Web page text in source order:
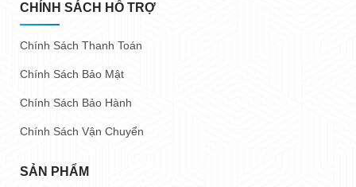
CHÍNH SÁCH HỖ TRỢ
Chính Sách Thanh Toán
Chính Sách Bảo Mật
Chính Sách Bảo Hành
Chính Sách Vận Chuyển
SẢN PHẨM